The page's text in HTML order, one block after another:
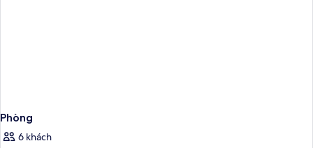
Phòng
6 khách